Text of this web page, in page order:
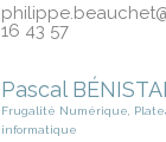
16 43 57
Pascal
Frugalité Numérique
informatique